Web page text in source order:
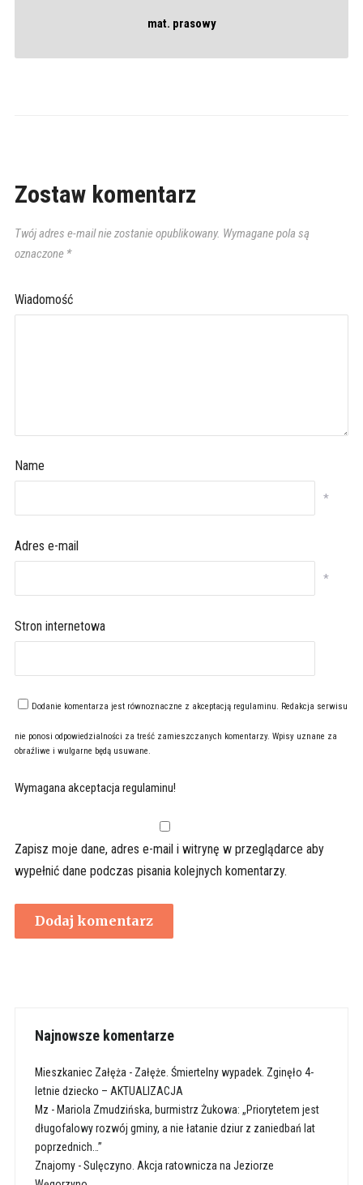
mat. prasowy
Zostaw komentarz
Twój adres e-mail nie zostanie opublikowany. Wymagane pola są
oznaczone *
Wiadomość
Name
*
Adres e-mail
*
Stron internetowa
Dodanie komentarza jest równoznaczne z akceptacją regulaminu. Redakcja serwisu
nie ponosi odpowiedzialności za treść zamieszczanych komentarzy. Wpisy uznane za
obraźliwe i wulgarne będą usuwane.
Wymagana akceptacja regulaminu!
Zapisz moje dane, adres e-mail i witrynę w przeglądarce aby
wypełnić dane podczas pisania kolejnych komentarzy.
Najnowsze komentarze
Mieszkaniec Załęża- Załęże. Śmiertelny wypadek. Zginęło 4-
letnie dziecko – AKTUALIZACJA
Mz - Mariola Zmudzińska, burmistrz Żukowa: „Priorytetem jest
długofalowy rozwój gminy, a nie łatanie dziur z zaniedbań lat
poprzednich…”
Znajomy-Sulęczyno. Akcja ratownicza na Jeziorze